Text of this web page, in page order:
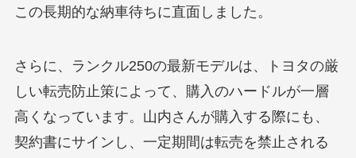
この長期的な納車待ちに直面しました。
さらに、ランクル250の最新モデルは、トヨタの厳
しい転売防止策によって、購入のハードルが一層
高くなっています。山内さんが購入する際にも、
契約書にサインし、一定期間は転売を禁止される